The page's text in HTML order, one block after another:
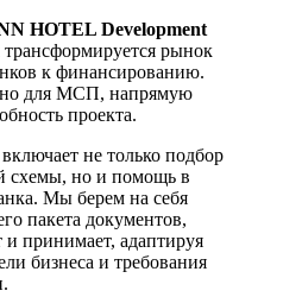
HOTEL Development
рынок
к финансированию.
для МСП, напрямую
проекта.
не только подбор
схемы, но и помощь в
Мы берем на себя
пакета документов,
принимает, адаптируя
бизнеса и требования